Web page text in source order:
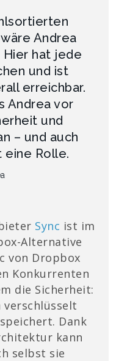
Andrea
Hier hat jede
und ist
erreichbar.
Andrea vor
und
– und auch
eine Rolle.
Sync ist im
Alternative
von Dropbox
Konkurrenten
die Sicherheit:
verschlüsselt
Dank
kann
selbst sie